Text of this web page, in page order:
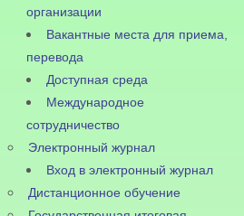
организации
Вакантные места для приема,
перевода
Доступная среда
Международное
сотрудничество
Электронный журнал
Вход в электронный журнал
Дистанционное обучение